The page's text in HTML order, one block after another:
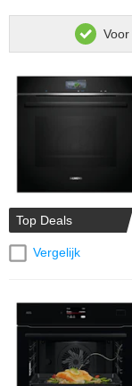
Voor
Top Deals
Vergelijk